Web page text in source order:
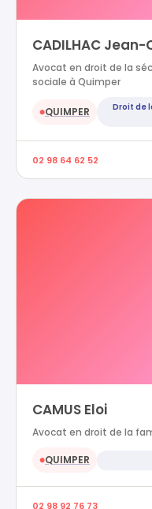
CADILHAC
Avocat en droit de la
sociale à Quimper
●QUIMPER
Droit de
02 98 64 62 52
CAMUS Eloi
Avocat en droit de la
●QUIMPER
02 98 92 76 73